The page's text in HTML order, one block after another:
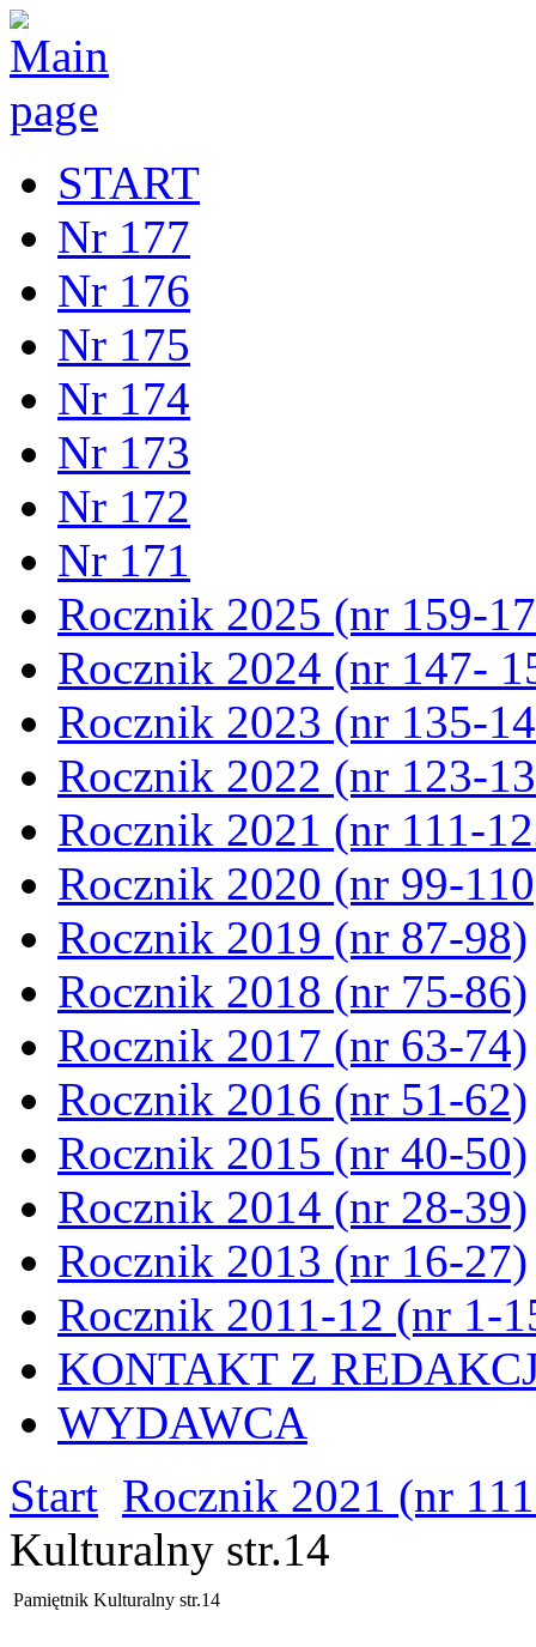
START
Nr 177
Nr 176
Nr 175
Nr 174
Nr 173
Nr 172
Nr 171
Rocznik 2025 (nr 159-
Rocznik 2024 (nr 147-
Rocznik 2023 (nr 135-
Rocznik 2022 (nr 123-
Rocznik 2021 (nr 111-
Rocznik 2020 (nr 99-
Rocznik 2019 (nr 87-98)
Rocznik 2018 (nr 75-86)
Rocznik 2017 (nr 63-74)
Rocznik 2016 (nr 51-62)
Rocznik 2015 (nr 40-50)
Rocznik 2014 (nr 28-39)
Rocznik 2013 (nr 16-27)
Rocznik 2011-12 (nr 1-
KONTAKT Z
WYDAWCA
Start Rocznik 2021 (nr
Kulturalny str.14
Pamiętnik Kulturalny str.14